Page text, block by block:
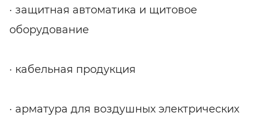
· защитная автоматика и щитовое
оборудование
· кабельная продукция
· арматура для воздушных электрических